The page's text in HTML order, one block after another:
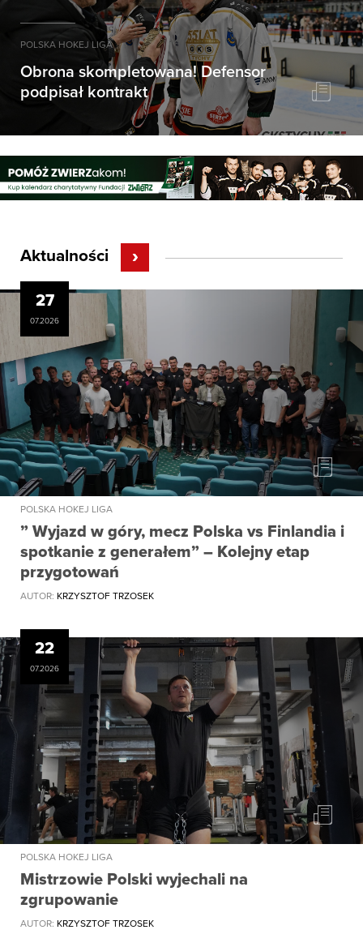
POLSKA HOKEJ LIGA
Obrona skompletowana! Defensor
podpisał kontrakt
Aktualności
27
07.2026
POLSKA HOKEJ LIGA
” Wyjazd w góry, mecz Polska vs Finlandia i
spotkanie z generałem” – Kolejny etap
przygotowań
AUTOR: KRZYSZTOF TRZOSEK
22
07.2026
POLSKA HOKEJ LIGA
Mistrzowie Polski wyjechali na
zgrupowanie
AUTOR: KRZYSZTOF TRZOSEK